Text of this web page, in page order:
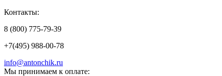
Контакты:
8 (800) 775-79-39
+7(495) 988-00-78
info@antonchik.ru
Мы принимаем к оплате: